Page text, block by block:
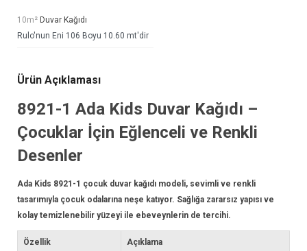
10m² Duvar Kağıdı
Rulo'nun Eni 106 Boyu 10.60 mt'dir
Ürün Açıklaması
8921-1 Ada Kids Duvar Kağıdı –
Çocuklar İçin Eğlenceli ve Renkli
Desenler
Ada Kids 8921-1 çocuk duvar kağıdı modeli, sevimli ve renkli
tasarımıyla çocuk odalarına neşe katıyor. Sağlığa zararsız yapısı ve
kolay temizlenebilir yüzeyi ile ebeveynlerin de tercihi.
Özellik Açıklama